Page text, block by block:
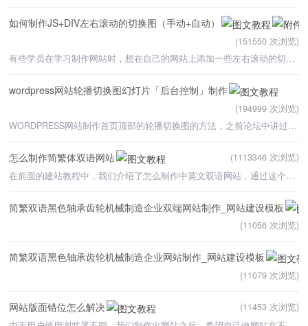
如何制作JS+DIV左右滚动的切换图（手动+自动）
(151550 次浏览)
有些学员在学习制作网站时，想在自己的网站上添加一些左右滚动的切换图效果，这种效果可以实现自动切换和手
wordpress网站轮播切换图幻灯片「后台控制」制作
(194999 次浏览)
WORDPRESS网站制作首页顶部的轮播切换图的方法，之前论坛中讲过自己建网站如何制作轮播切换图，但制作出来
怎么制作简繁体双语网站
(1113346 次浏览)
在前面的建站教程中，我们介绍了怎么制作中英文双语网站，通过这个方法，我们可以自己制作出一个带有中英文
简繁双语黑色轴承齿轮机械制造企业双端网站制作_网站建设模板
(11056 次浏览)
简繁双语黑色轴承齿轮机械制造企业网站制作_网站建设模板
(11079 次浏览)
网站版面错位怎么解决
(11453 次浏览)